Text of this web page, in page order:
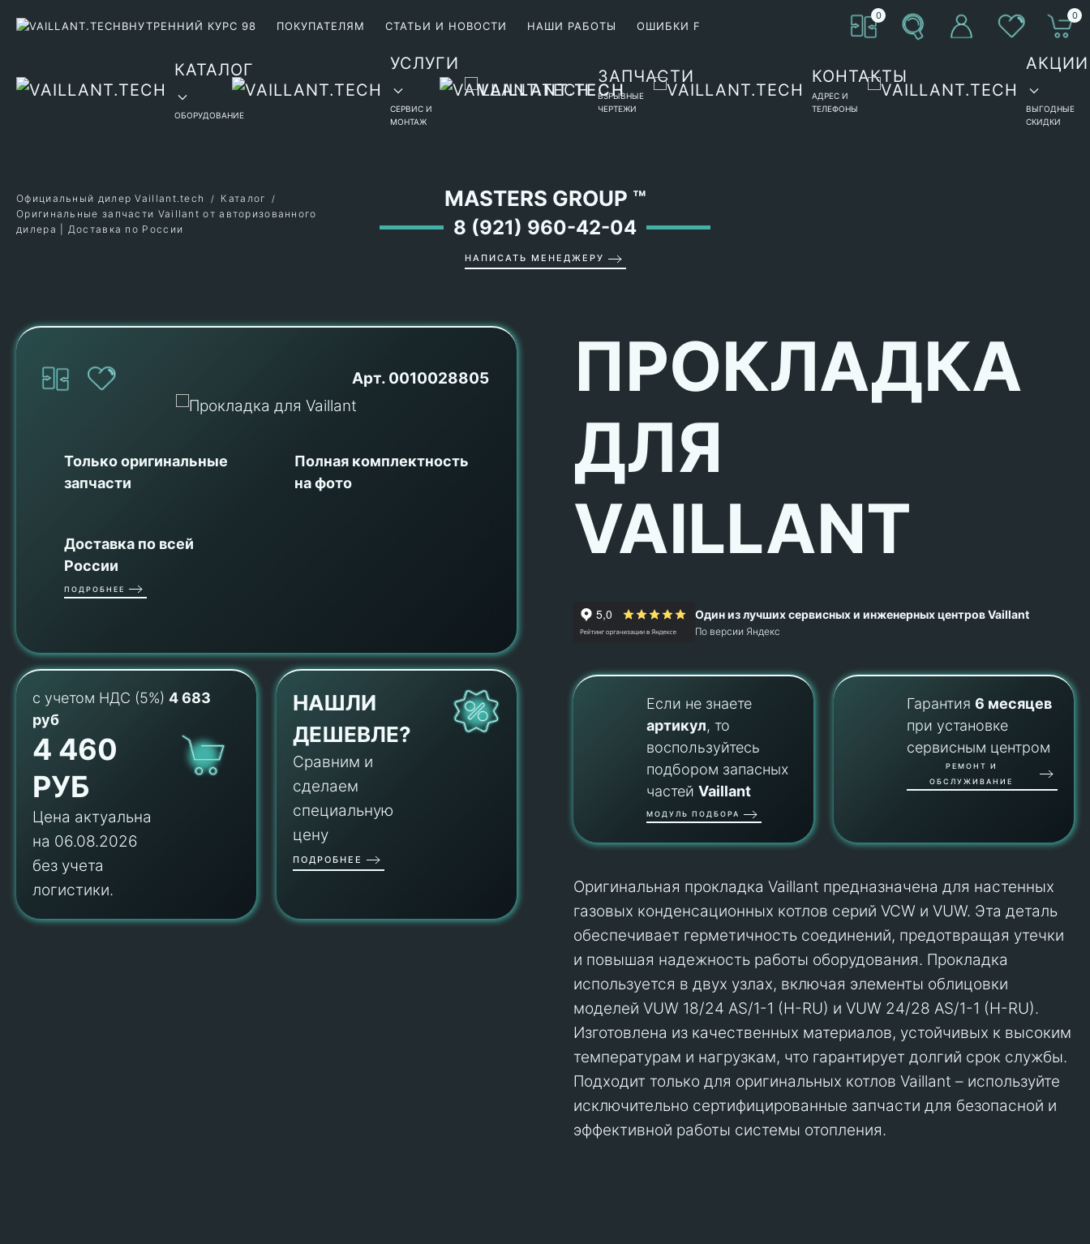
ВНУТРЕННИЙ КУРС 98 ПОКУПАТЕЛЯМ СТАТЬИ И НОВОСТИ НАШИ РАБОТЫ ОШИБКИ F
0 0
КАТАЛОГ
ОБОРУДОВАНИЕ
УСЛУГИ
СЕРВИС И
МОНТАЖ
ЗАПЧАСТИ
ВЗРЫВНЫЕ
ЧЕРТЕЖИ
КОНТАКТЫ
АДРЕС И
ТЕЛЕФОНЫ
АКЦИИ
ВЫГОДНЫЕ
СКИДКИ
MASTERS GROUP ™
8 (921) 960-42-04
НАПИСАТЬ МЕНЕДЖЕРУ
Официальный дилер Vaillant.tech
Каталог
Оригинальные запчасти Vaillant от авторизованного
дилера | Доставка по России
Арт. 0010028805
Только оригинальные
запчасти
Полная комплектность
на фото
Доставка по всей
России
ПОДРОБНЕЕ
с учетом НДС (5%) 4 683
руб
4 460
РУБ
Цена актуальна
на 06.08.2026
без учета
логистики.
НАШЛИ
ДЕШЕВЛЕ?
Сравним и
сделаем
специальную
цену
ПОДРОБНЕЕ
ПРОКЛАДКА
ДЛЯ
VAILLANT
Один из лучших сервисных и инженерных центров Vaillant
По версии Яндекс
Если не знаете
артикул, то
воспользуйтесь
подбором запасных
частейVaillant
МОДУЛЬ ПОДБОРА
Гарантия6 месяцев
при установке
сервисным центром
РЕМОНТ И
ОБСЛУЖИВАНИЕ
Оригинальная прокладка Vaillant предназначена для настенных
газовых конденсационных котлов серий VCW и VUW. Эта деталь
обеспечивает герметичность соединений, предотвращая утечки
и повышая надежность работы оборудования. Прокладка
используется в двух узлах, включая элементы облицовки
моделей VUW 18/24 AS/1-1 (H-RU) и VUW 24/28 AS/1-1 (H-RU).
Изготовлена из качественных материалов, устойчивых к высоким
температурам и нагрузкам, что гарантирует долгий срок службы.
Подходит только для оригинальных котлов Vaillant – используйте
исключительно сертифицированные запчасти для безопасной и
эффективной работы системы отопления.